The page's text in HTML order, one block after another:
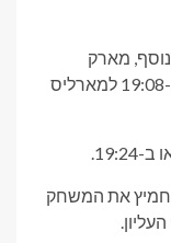
מארק
ג'ונסטון כבש את הראשון שלו בפלייאוף ב-19:08 למארליס
החמיץ את המשחק